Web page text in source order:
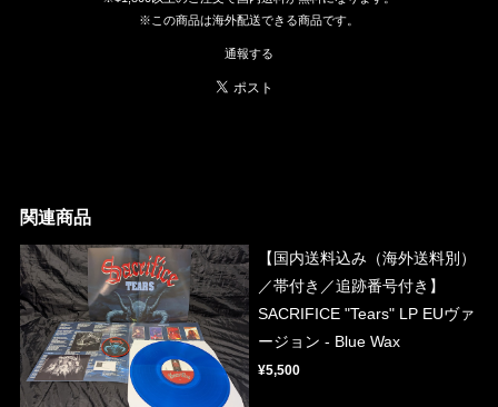
※この商品は海外配送できる商品です。
通報する
関連商品
【国内送料込み（海外送料別）
／帯付き／追跡番号付き】
SACRIFICE "Tears" LP EUヴァ
ージョン - Blue Wax
¥5,500